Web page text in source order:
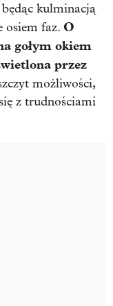
kulminacją
osiem faz. O
gołym okiem
przez
możliwości,
z trudnościami